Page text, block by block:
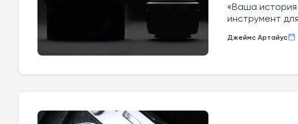
«Ваша история
инструмент
Джеймс Артайус